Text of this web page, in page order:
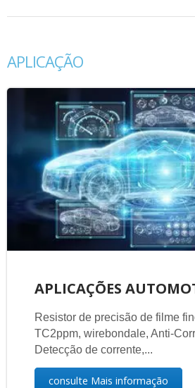
APLICAÇÃO
APLICAÇÕES
Resistor de precisão de filme
TC2ppm, wirebondale, Anti-
Detecção de corrente,...
consulte Mais informação